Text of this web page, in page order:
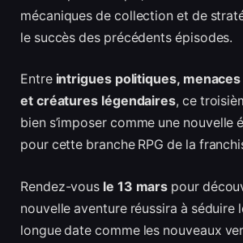
mécaniques de collection et de
le succès des précédents épisodes.
Entre intrigues politiques,
et créatures légendaires, ce
bien s’imposer comme une nouvelle
pour cette branche RPG de la
Rendez-vous le 13 mars pour
nouvelle aventure réussira à séduire
longue date comme les nouveaux